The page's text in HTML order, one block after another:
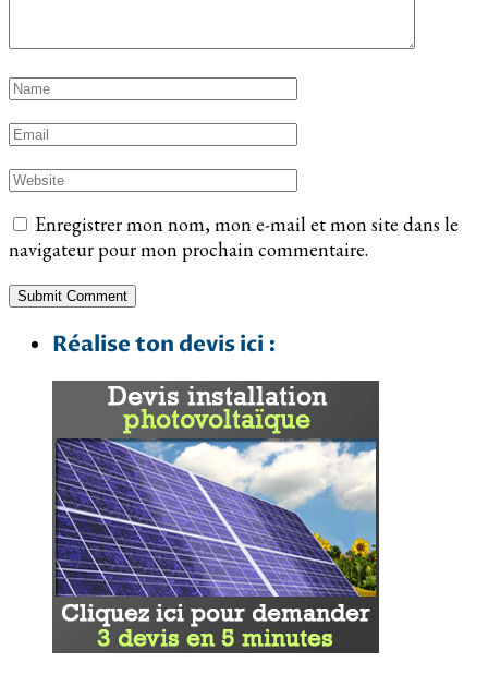
Enregistrer mon nom, mon e-mail et mon site dans le
navigateur pour mon prochain commentaire.
Réalise ton devis ici :